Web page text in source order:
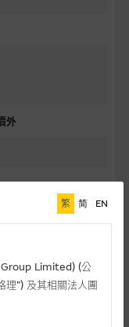
外
繁 简 EN
Group Limited) (公
”) 及其相關法人團